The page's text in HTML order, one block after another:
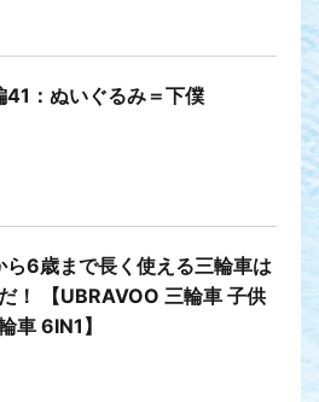
41：ぬいぐるみ＝下僕
ら6歳まで長く使える三輪車は
！ 【UBRAVOO 三輪車 子供
車 6IN1】